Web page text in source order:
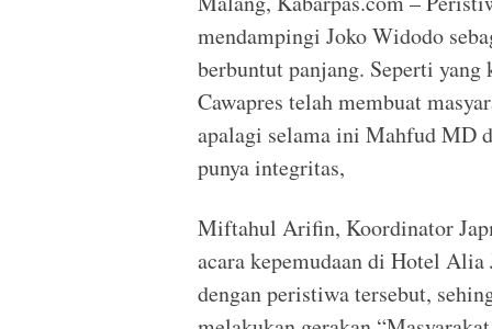
mendampingi Joko Widodo
berbuntut panjang. Seperti
Cawapres telah membuat
apalagi selama ini Mahfud MD
punya integritas,
Miftahul Arifin, Koordinator
acara kepemudaan di Hotel Alia
dengan peristiwa tersebut,